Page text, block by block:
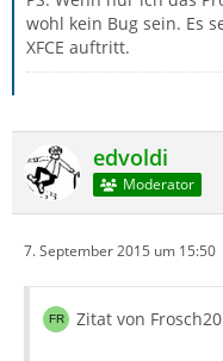
wohl kein Bug sein. Es
XFCE auftritt.
edvoldi
Moderator
7. September 2015 um 15:50
Zitat von